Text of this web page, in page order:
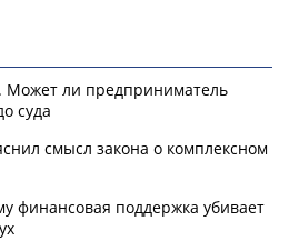
Может ли предприниматель
суда
смысл закона о комплексном
финансовая поддержка убивает